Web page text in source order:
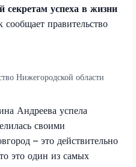
секретам успеха в жизни
сообщает правительство
Нижегородской области
Андреева успела
своими
– это действительно
это один из самых